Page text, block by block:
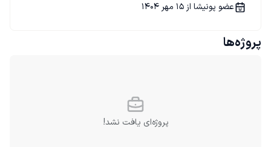
عضو پونیشا از 15 مهر 1404
پروژه‌ها
پروژه‌ای یافت نشد!